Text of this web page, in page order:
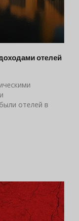
отелей
отелей в